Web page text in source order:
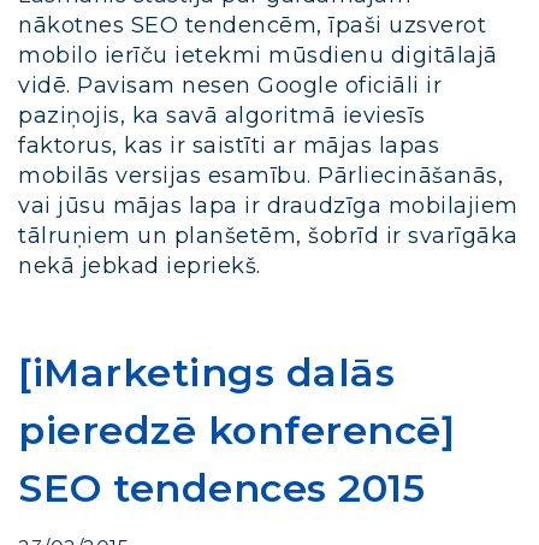
nākotnes SEO tendencēm, īpaši uzsverot
mobilo ierīču ietekmi mūsdienu digitālajā
vidē. Pavisam nesen Google oficiāli ir
paziņojis, ka savā algoritmā ieviesīs
faktorus, kas ir saistīti ar mājas lapas
mobilās versijas esamību. Pārliecināšanās,
vai jūsu mājas lapa ir draudzīga mobilajiem
tālruņiem un planšetēm, šobrīd ir svarīgāka
nekā jebkad iepriekš.
[iMarketings dalās
pieredzē konferencē]
SEO tendences 2015